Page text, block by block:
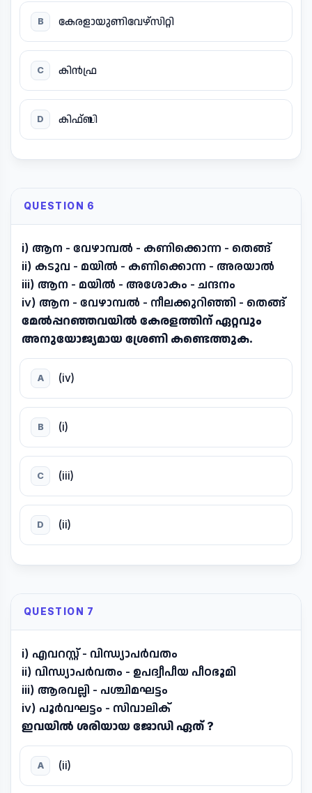
B കേരളായുണിവേഴ്സിറ്റി
C കിൻഫ്ര
D കിഫ്ബി
QUESTION 6
i) ആന - വേഴാമ്പൽ - കണിക്കൊന്ന - തെങ്ങ്
ii) കടുവ - മയിൽ - കണിക്കൊന്ന - അരയാൽ
iii) ആന - മയിൽ - അശോകം - ചന്ദനം
iv) ആന - വേഴാമ്പൽ - നീലക്കുറിഞ്ഞി - തെങ്ങ്
മേൽപ്പറഞ്ഞവയിൽ കേരളത്തിന് ഏറ്റവും
അനുയോജ്യമായ ശ്രേണി കണ്ടെത്തുക.
A (iv)
B (i)
C (iii)
D (ii)
QUESTION 7
i) എവറസ്റ്റ് - വിന്ധ്യാപർവതം
ii) വിന്ധ്യാപർവതം - ഉപദ്വീപീയ പീഠഭൂമി
iii) ആരവല്ലി - പശ്ചിമഘട്ടം
iv) പൂർവഘട്ടം - സിവാലിക്
ഇവയിൽ ശരിയായ ജോഡി ഏത് ?
A (ii)